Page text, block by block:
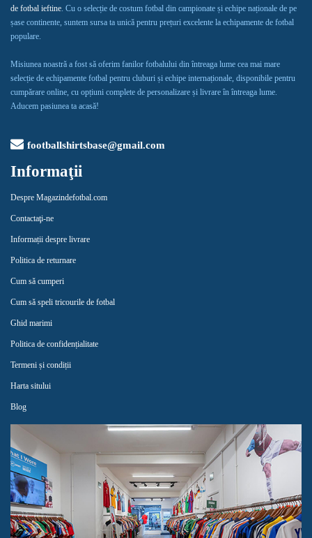
de fotbal ieftine. Cu o selecție de costum fotbal din campionate și echipe naționale de pe
șase continente, suntem sursa ta unică pentru prețuri excelente la echipamente de fotbal
populare.
Misiunea noastră a fost să oferim fanilor fotbalului din întreaga lume cea mai mare
selecție de echipamente fotbal pentru cluburi și echipe internaționale, disponibile pentru
cumpărare online, cu opțiuni complete de personalizare și livrare în întreaga lume.
Aducem pasiunea ta acasă!
footballshirtsbase@gmail.com
Informaţii
Despre Magazindefotbal.com
Contactaţi-ne
Informații despre livrare
Politica de returnare
Cum să cumperi
Cum să speli tricourile de fotbal
Ghid marimi
Politica de confidențialitate
Termeni și condiții
Harta sitului
Blog